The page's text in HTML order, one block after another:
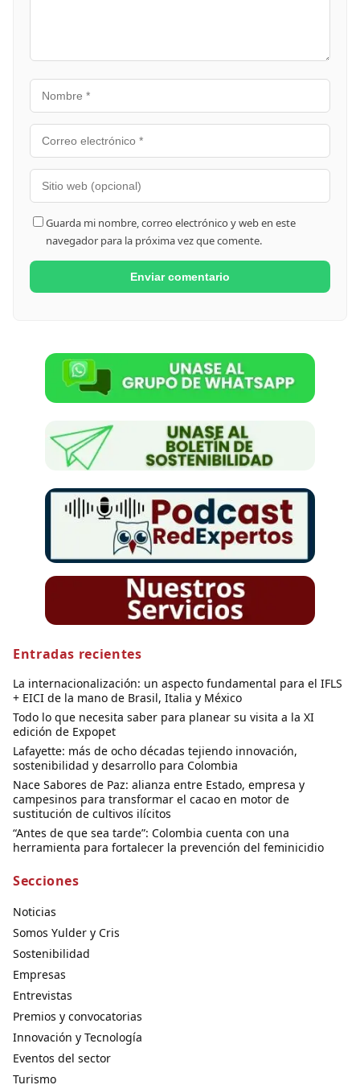
Guarda mi nombre, correo electrónico y web en este
navegador para la próxima vez que comente.
Entradas recientes
La internacionalización: un aspecto fundamental para el IFLS
+ EICI de la mano de Brasil, Italia y México
Todo lo que necesita saber para planear su visita a la XI
edición de Expopet
Lafayette: más de ocho décadas tejiendo innovación,
sostenibilidad y desarrollo para Colombia
Nace Sabores de Paz: alianza entre Estado, empresa y
campesinos para transformar el cacao en motor de
sustitución de cultivos ilícitos
“Antes de que sea tarde”: Colombia cuenta con una
herramienta para fortalecer la prevención del feminicidio
Secciones
Noticias
Somos Yulder y Cris
Sostenibilidad
Empresas
Entrevistas
Premios y convocatorias
Innovación y Tecnología
Eventos del sector
Turismo